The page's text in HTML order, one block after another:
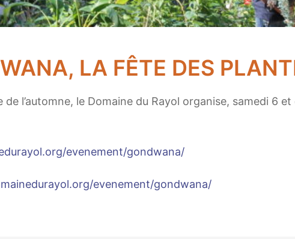
LA FÊTE DES
de l’automne, le Domaine du Rayol organise, samedi 6
evenement/gondwana/
evenement/gondwana/